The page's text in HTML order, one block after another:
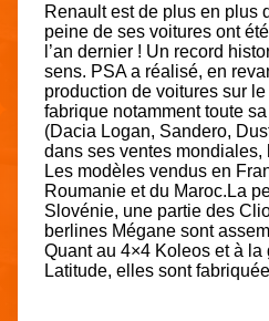
Renault est de plus en plus
peine de ses voitures ont
l’an dernier ! Un record
sens. PSA a réalisé, en
production de voitures sur
fabrique notamment toute
(Dacia Logan, Sandero,
dans ses ventes mondiales,
Les modèles vendus en
Roumanie et du Maroc.La
Slovénie, une partie des
berlines Mégane sont
Quant au 4×4 Koleos et à la
Latitude, elles sont